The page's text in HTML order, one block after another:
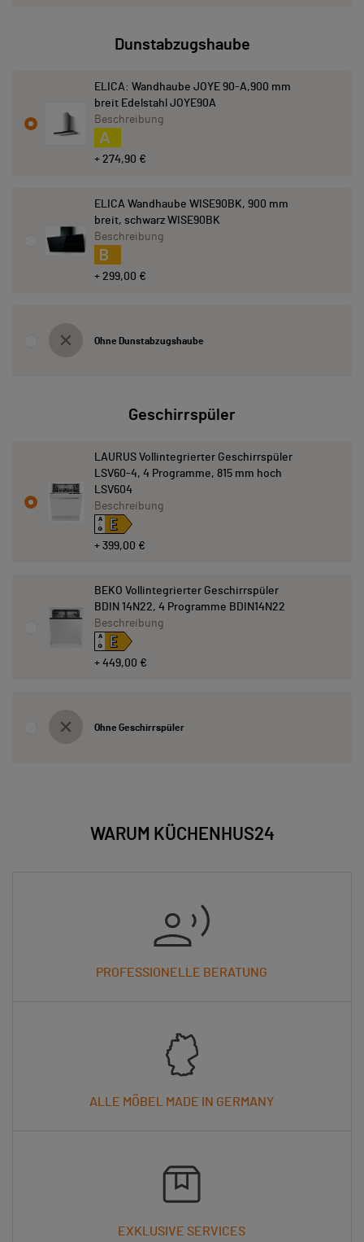
Dunstabzugshaube
ELICA: Wandhaube JOYE 90-A,900 mm
breit Edelstahl JOYE90A
+ 274,90 €
A
Beschreibung
ELICA Wandhaube WISE90BK, 900 mm
breit, schwarz WISE90BK
+ 299,00 €
B
Beschreibung
Ohne Dunstabzugshaube
Geschirrspüler
LAURUS Vollintegrierter Geschirrspüler
LSV60-4, 4 Programme, 815 mm hoch
LSV604
+ 399,00 €
A
↑
G E
Beschreibung
BEKO Vollintegrierter Geschirrspüler
BDIN 14N22, 4 Programme BDIN14N22
+ 449,00 €
A
↑
G E
Beschreibung
Ohne Geschirrspüler
WARUM KÜCHENHUS24
PROFESSIONELLE BERATUNG
ALLE MÖBEL MADE IN GERMANY
EXKLUSIVE SERVICES